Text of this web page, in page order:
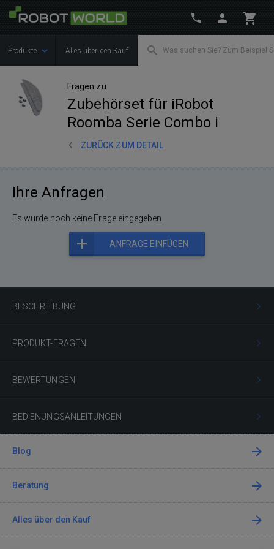
Produkte Alles über den Kauf
Fragen zu
Zubehörset für iRobot
Roomba Serie Combo i
ZURÜCK ZUM DETAIL
BESCHREIBUNG
PRODUKT-FRAGEN
BEWERTUNGEN
BEDIENUNGSANLEITUNGEN
Ihre Anfragen
Es wurde noch keine Frage eingegeben.
ANFRAGE EINFÜGEN
Blog
Beratung
Alles über den Kauf